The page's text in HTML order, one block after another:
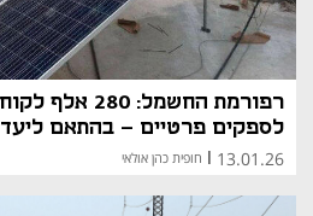
לספקים פרטיים - בהתאם ליעד
13.01.26 חופית כהן אולאי